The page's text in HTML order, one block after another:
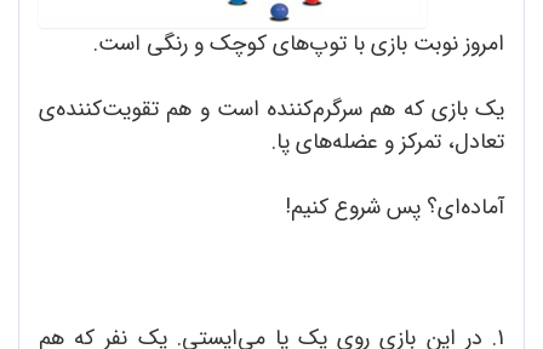
امروز نوبت بازی با توپ‌های کوچک و رنگی است.
یک بازی که هم سرگرم‌کننده است و هم تقویت‌کننده‌ی
تعادل، تمرکز و عضله‌های پا.
آماده‌ای؟ پس شروع کنیم!
1. در این بازی روی یک پا می‌ایستی. یک نفر که هم